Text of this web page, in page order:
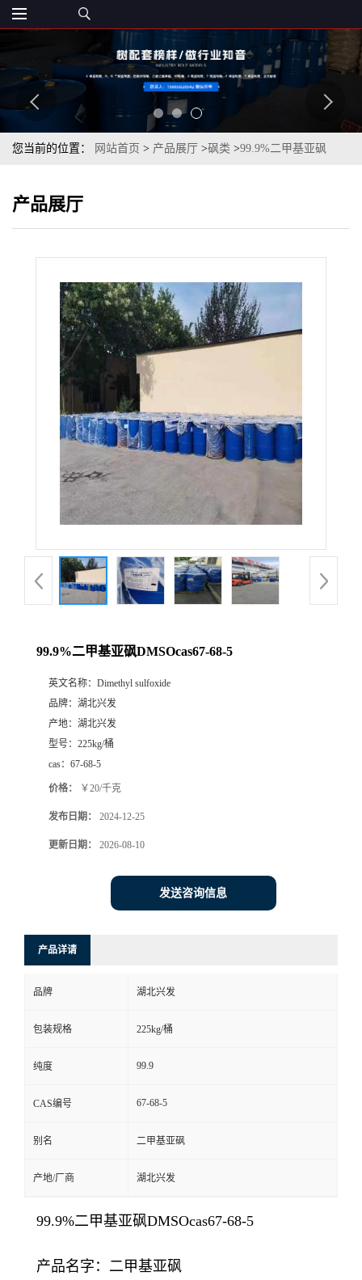
您当前的位置： 网站首页 > 产品展厅 >砜类 >99.9%二甲基亚砜
产品展厅
99.9%二甲基亚砜DMSOcas67-68-5
英文名称： Dimethyl sulfoxide
品牌： 湖北兴发
产地： 湖北兴发
型号： 225kg/桶
cas： 67-68-5
价格： ￥20/千克
发布日期： 2024-12-25
更新日期： 2026-08-10
发送咨询信息
产品详请
品牌 湖北兴发
包装规格 225kg/桶
纯度 99.9
CAS编号 67-68-5
别名 二甲基亚砜
产地/厂商 湖北兴发
99.9%二甲基亚砜DMSOcas67-68-5
产品名字：二甲基亚砜